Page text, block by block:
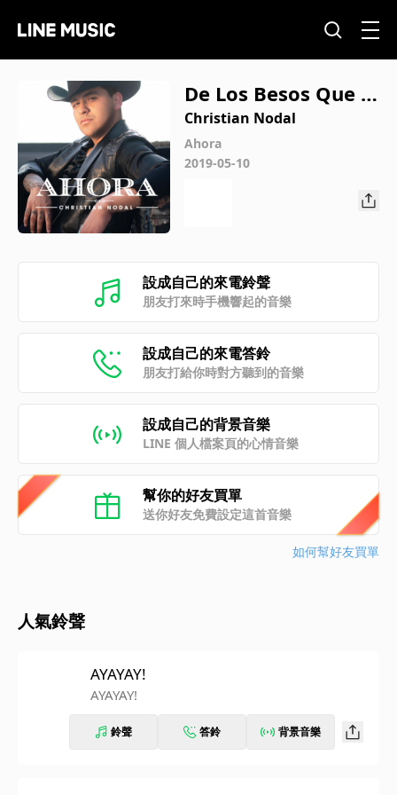
De Los Besos Que T
e Di
Christian Nodal
Ahora
2019-05-10
設成自己的來電鈴聲
朋友打來時手機響起的音樂
設成自己的來電答鈴
朋友打給你時對方聽到的音樂
設成自己的背景音樂
LINE 個人檔案頁的心情音樂
幫你的好友買單
送你好友免費設定這首音樂
如何幫好友買單
人氣鈴聲
AYAYAY!
AYAYAY!
鈴聲 答鈴 背景音樂